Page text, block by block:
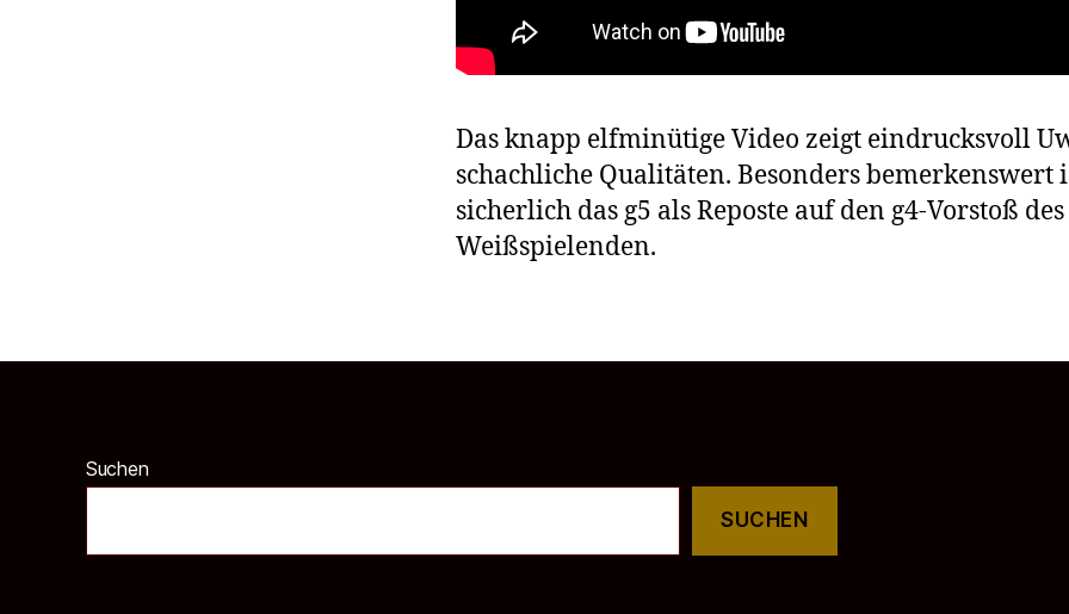
Das knapp elfminütige Video zeigt eindrucksvoll
schachliche Qualitäten. Besonders bemerkenswert
sicherlich das g5 als Reposte auf den g4-Vorstoß des
Weißspielenden.
Suchen
SUCHEN